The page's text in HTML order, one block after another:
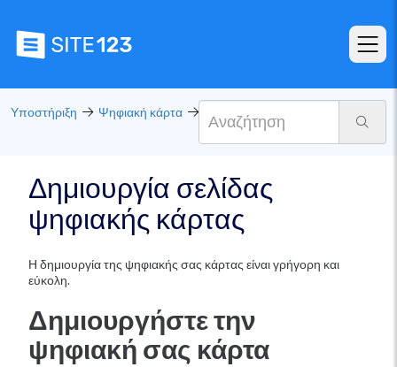
Υποστήριξη Ψηφιακή κάρτα
Δημιουργία σελίδας
ψηφιακής κάρτας
Η δημιουργία της ψηφιακής σας κάρτας είναι γρήγορη και
εύκολη.
Δημιουργήστε την
ψηφιακή σας κάρτα